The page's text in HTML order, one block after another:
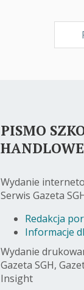
PISMO
Wydanie
Serwis Gazeta
Redakcja
Informacje
Wydanie
Gazeta SGH,
Insight